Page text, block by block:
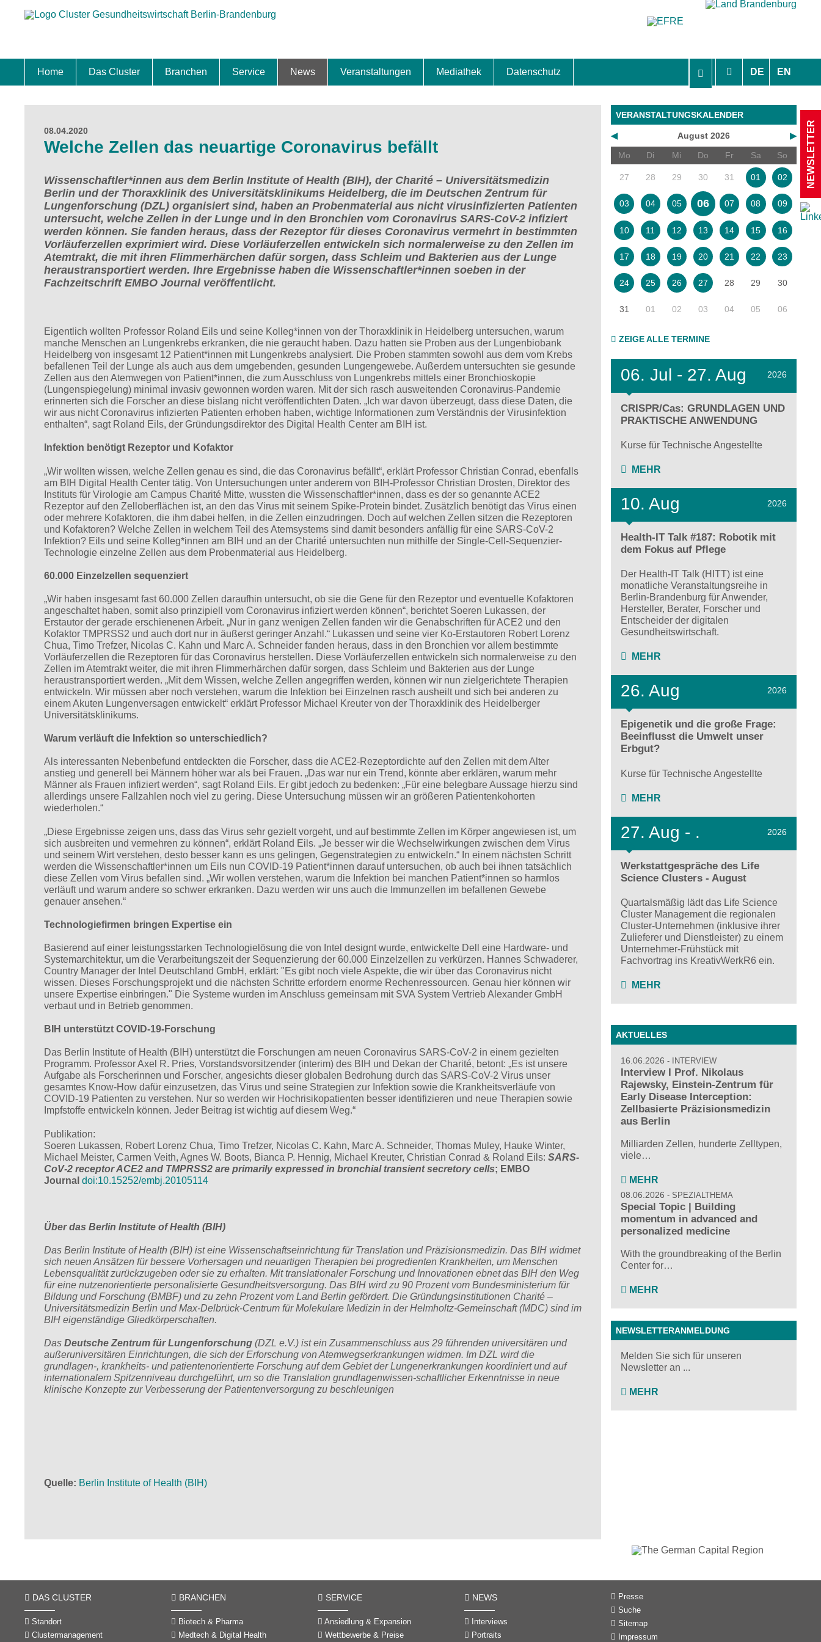
DE EN
Home Das Cluster Branchen Service News Veranstaltungen Mediathek Datenschutz
08.04.2020
Welche Zellen das neuartige Coronavirus befällt
Wissenschaftler*innen aus dem Berlin Institute of Health (BIH), der Charité – Universitätsmedizin
Berlin und der Thoraxklinik des Universitätsklinikums Heidelberg, die im Deutschen Zentrum für
Lungenforschung (DZL) organisiert sind, haben an Probenmaterial aus nicht virusinfizierten Patienten
untersucht, welche Zellen in der Lunge und in den Bronchien vom Coronavirus SARS-CoV-2 infiziert
werden können. Sie fanden heraus, dass der Rezeptor für dieses Coronavirus vermehrt in bestimmten
Vorläuferzellen exprimiert wird. Diese Vorläuferzellen entwickeln sich normalerweise zu den Zellen im
Atemtrakt, die mit ihren Flimmerhärchen dafür sorgen, dass Schleim und Bakterien aus der Lunge
heraustransportiert werden. Ihre Ergebnisse haben die Wissenschaftler*innen soeben in der
Fachzeitschrift EMBO Journal veröffentlicht.
Eigentlich wollten Professor Roland Eils und seine Kolleg*innen von der Thoraxklinik in Heidelberg untersuchen, warum
manche Menschen an Lungenkrebs erkranken, die nie geraucht haben. Dazu hatten sie Proben aus der Lungenbiobank
Heidelberg von insgesamt 12 Patient*innen mit Lungenkrebs analysiert. Die Proben stammten sowohl aus dem vom Krebs
befallenen Teil der Lunge als auch aus dem umgebenden, gesunden Lungengewebe. Außerdem untersuchten sie gesunde
Zellen aus den Atemwegen von Patient*innen, die zum Ausschluss von Lungenkrebs mittels einer Bronchioskopie
(Lungenspiegelung) minimal invasiv gewonnen worden waren. Mit der sich rasch ausweitenden Coronavirus-Pandemie
erinnerten sich die Forscher an diese bislang nicht veröffentlichten Daten. „Ich war davon überzeugt, dass diese Daten, die
wir aus nicht Coronavirus infizierten Patienten erhoben haben, wichtige Informationen zum Verständnis der Virusinfektion
enthalten“, sagt Roland Eils, der Gründungsdirektor des Digital Health Center am BIH ist.
Infektion benötigt Rezeptor und Kofaktor
„Wir wollten wissen, welche Zellen genau es sind, die das Coronavirus befällt“, erklärt Professor Christian Conrad, ebenfalls
am BIH Digital Health Center tätig. Von Untersuchungen unter anderem von BIH-Professor Christian Drosten, Direktor des
Instituts für Virologie am Campus Charité Mitte, wussten die Wissenschaftler*innen, dass es der so genannte ACE2
Rezeptor auf den Zelloberflächen ist, an den das Virus mit seinem Spike-Protein bindet. Zusätzlich benötigt das Virus einen
oder mehrere Kofaktoren, die ihm dabei helfen, in die Zellen einzudringen. Doch auf welchen Zellen sitzen die Rezeptoren
und Kofaktoren? Welche Zellen in welchem Teil des Atemsystems sind damit besonders anfällig für eine SARS-CoV-2
Infektion? Eils und seine Kolleg*innen am BIH und an der Charité untersuchten nun mithilfe der Single-Cell-Sequenzier-
Technologie einzelne Zellen aus dem Probenmaterial aus Heidelberg.
60.000 Einzelzellen sequenziert
„Wir haben insgesamt fast 60.000 Zellen daraufhin untersucht, ob sie die Gene für den Rezeptor und eventuelle Kofaktoren
angeschaltet haben, somit also prinzipiell vom Coronavirus infiziert werden können“, berichtet Soeren Lukassen, der
Erstautor der gerade erschienenen Arbeit. „Nur in ganz wenigen Zellen fanden wir die Genabschriften für ACE2 und den
Kofaktor TMPRSS2 und auch dort nur in äußerst geringer Anzahl.“ Lukassen und seine vier Ko-Erstautoren Robert Lorenz
Chua, Timo Trefzer, Nicolas C. Kahn und Marc A. Schneider fanden heraus, dass in den Bronchien vor allem bestimmte
Vorläuferzellen die Rezeptoren für das Coronavirus herstellen. Diese Vorläuferzellen entwickeln sich normalerweise zu den
Zellen im Atemtrakt weiter, die mit ihren Flimmerhärchen dafür sorgen, dass Schleim und Bakterien aus der Lunge
heraustransportiert werden. „Mit dem Wissen, welche Zellen angegriffen werden, können wir nun zielgerichtete Therapien
entwickeln. Wir müssen aber noch verstehen, warum die Infektion bei Einzelnen rasch ausheilt und sich bei anderen zu
einem Akuten Lungenversagen entwickelt“ erklärt Professor Michael Kreuter von der Thoraxklinik des Heidelberger
Universitätsklinikums.
Warum verläuft die Infektion so unterschiedlich?
Als interessanten Nebenbefund entdeckten die Forscher, dass die ACE2-Rezeptordichte auf den Zellen mit dem Alter
anstieg und generell bei Männern höher war als bei Frauen. „Das war nur ein Trend, könnte aber erklären, warum mehr
Männer als Frauen infiziert werden“, sagt Roland Eils. Er gibt jedoch zu bedenken: „Für eine belegbare Aussage hierzu sind
allerdings unsere Fallzahlen noch viel zu gering. Diese Untersuchung müssen wir an größeren Patientenkohorten
wiederholen.“
„Diese Ergebnisse zeigen uns, dass das Virus sehr gezielt vorgeht, und auf bestimmte Zellen im Körper angewiesen ist, um
sich ausbreiten und vermehren zu können“, erklärt Roland Eils. „Je besser wir die Wechselwirkungen zwischen dem Virus
und seinem Wirt verstehen, desto besser kann es uns gelingen, Gegenstrategien zu entwickeln.“ In einem nächsten Schritt
werden die Wissenschaftler*innen um Eils nun COVID-19 Patient*innen darauf untersuchen, ob auch bei ihnen tatsächlich
diese Zellen vom Virus befallen sind. „Wir wollen verstehen, warum die Infektion bei manchen Patient*innen so harmlos
verläuft und warum andere so schwer erkranken. Dazu werden wir uns auch die Immunzellen im befallenen Gewebe
genauer ansehen.“
Technologiefirmen bringen Expertise ein
Basierend auf einer leistungsstarken Technologielösung die von Intel designt wurde, entwickelte Dell eine Hardware- und
Systemarchitektur, um die Verarbeitungszeit der Sequenzierung der 60.000 Einzelzellen zu verkürzen. Hannes Schwaderer,
Country Manager der Intel Deutschland GmbH, erklärt: "Es gibt noch viele Aspekte, die wir über das Coronavirus nicht
wissen. Dieses Forschungsprojekt und die nächsten Schritte erfordern enorme Rechenressourcen. Genau hier können wir
unsere Expertise einbringen." Die Systeme wurden im Anschluss gemeinsam mit SVA System Vertrieb Alexander GmbH
verbaut und in Betrieb genommen.
BIH unterstützt COVID-19-Forschung
Das Berlin Institute of Health (BIH) unterstützt die Forschungen am neuen Coronavirus SARS-CoV-2 in einem gezielten
Programm. Professor Axel R. Pries, Vorstandsvorsitzender (interim) des BIH und Dekan der Charité, betont: „Es ist unsere
Aufgabe als Forscherinnen und Forscher, angesichts dieser globalen Bedrohung durch das SARS-CoV-2 Virus unser
gesamtes Know-How dafür einzusetzen, das Virus und seine Strategien zur Infektion sowie die Krankheitsverläufe von
COVID-19 Patienten zu verstehen. Nur so werden wir Hochrisikopatienten besser identifizieren und neue Therapien sowie
Impfstoffe entwickeln können. Jeder Beitrag ist wichtig auf diesem Weg.“
Publikation:
Soeren Lukassen, Robert Lorenz Chua, Timo Trefzer, Nicolas C. Kahn, Marc A. Schneider, Thomas Muley, Hauke Winter,
Michael Meister, Carmen Veith, Agnes W. Boots, Bianca P. Hennig, Michael Kreuter, Christian Conrad & Roland Eils: SARS‐
CoV‐2 receptor ACE2 and TMPRSS2 are primarily expressed in bronchial transient secretory cells; EMBO
Journal doi:10.15252/embj.20105114
Über das Berlin Institute of Health (BIH)
Das Berlin Institute of Health (BIH) ist eine Wissenschaftseinrichtung für Translation und Präzisionsmedizin. Das BIH widmet
sich neuen Ansätzen für bessere Vorhersagen und neuartigen Therapien bei progredienten Krankheiten, um Menschen
Lebensqualität zurückzugeben oder sie zu erhalten. Mit translationaler Forschung und Innovationen ebnet das BIH den Weg
für eine nutzenorientierte personalisierte Gesundheitsversorgung. Das BIH wird zu 90 Prozent vom Bundesministerium für
Bildung und Forschung (BMBF) und zu zehn Prozent vom Land Berlin gefördert. Die Gründungsinstitutionen Charité –
Universitätsmedizin Berlin und Max-Delbrück-Centrum für Molekulare Medizin in der Helmholtz-Gemeinschaft (MDC) sind im
BIH eigenständige Gliedkörperschaften.
Das Deutsche Zentrum für Lungenforschung (DZL e.V.) ist ein Zusammenschluss aus 29 führenden universitären und
außeruniversitären Einrichtungen, die sich der Erforschung von Atemwegserkrankungen widmen. Im DZL wird die
grundlagen-, krankheits- und patientenorientierte Forschung auf dem Gebiet der Lungenerkrankungen koordiniert und auf
internationalem Spitzenniveau durchgeführt, um so die Translation grundlagenwissen-schaftlicher Erkenntnisse in neue
klinische Konzepte zur Verbesserung der Patientenversorgung zu beschleunigen
Quelle Berlin Institute of Health (BIH)
VERANSTALTUNGSKALENDER
◀ ▶
August 2026
Mo
Di Mi Do Fr Sa So
27 28 29 30 31 01 02
03 04 05 06 07 08 09
10 11 12 13 14 15 16
17 18 19 20 21 22 23
24 25 26 27 28 29 30
31 01 02 03 04 05 06
ZEIGE ALLE TERMINE
06. Jul - 27. Aug 2026
CRISPR/Cas: GRUNDLAGEN UND
PRAKTISCHE ANWENDUNG
Kurse für Technische Angestellte
MEHR
10. Aug 2026
Health-IT Talk #187: Robotik mit
dem Fokus auf Pflege
Der Health-IT Talk (HITT) ist eine
monatliche Veranstaltungsreihe in
Berlin-Brandenburg für Anwender,
Hersteller, Berater, Forscher und
Entscheider der digitalen
Gesundheitswirtschaft.
MEHR
26. Aug 2026
Epigenetik und die große Frage:
Beeinflusst die Umwelt unser
Erbgut?
Kurse für Technische Angestellte
MEHR
27. Aug - . 2026
Werkstattgespräche des Life
Science Clusters - August
Quartalsmäßig lädt das Life Science
Cluster Management die regionalen
Cluster-Unternehmen (inklusive ihrer
Zulieferer und Dienstleister) zu einem
Unternehmer-Frühstück mit
Fachvortrag ins KreativWerkR6 ein.
MEHR
AKTUELLES
16.06.2026 INTERVIEW
Interview I Prof. Nikolaus
Rajewsky, Einstein-Zentrum für
Early Disease Interception:
Zellbasierte Präzisionsmedizin
aus Berlin
Milliarden Zellen, hunderte Zelltypen,
viele…
MEHR
08.06.2026 SPEZIALTHEMA
Special Topic | Building
momentum in advanced and
personalized medicine
With the groundbreaking of the Berlin
Center for…
MEHR
NEWSLETTERANMELDUNG
Melden Sie sich für unseren
Newsletter an ...
MEHR
NEWSLETTER
DAS CLUSTER
Standort
Clustermanagement
BRANCHEN
Biotech & Pharma
Medtech & Digital Health
SERVICE
Ansiedlung & Expansion
Wettbewerbe & Preise
NEWS
Interviews
Portraits
Presse
Suche
Sitemap
Impressum